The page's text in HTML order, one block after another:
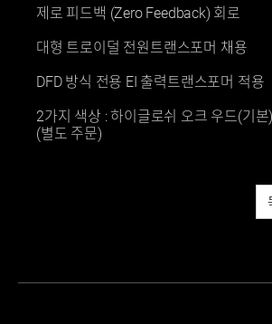
제로 피드백 (Zero Feedback) 회로
대형 트로이덜 전원트랜스포머 채용
DFD 방식 전용 EI 출력트랜스포머 적용
2가지 색상 : 하이글로쉬 오크 우드(기
(별도 주문)